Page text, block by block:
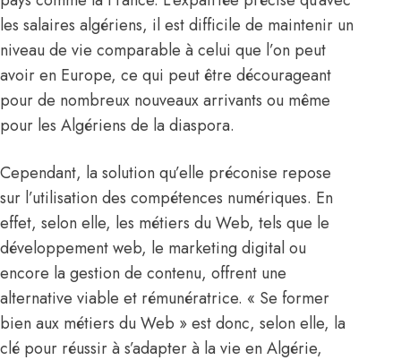
les salaires algériens, il est difficile de maintenir un
niveau de vie comparable à celui que l’on peut
avoir en Europe, ce qui peut être décourageant
pour de nombreux nouveaux arrivants ou même
pour les Algériens de la diaspora.
Cependant, la solution qu’elle préconise repose
sur l’utilisation des compétences numériques. En
effet, selon elle, les métiers du Web, tels que le
développement web, le marketing digital ou
encore la gestion de contenu, offrent une
alternative viable et rémunératrice. « Se former
bien aux métiers du Web » est donc, selon elle, la
clé pour réussir à s’adapter à la vie en Algérie,